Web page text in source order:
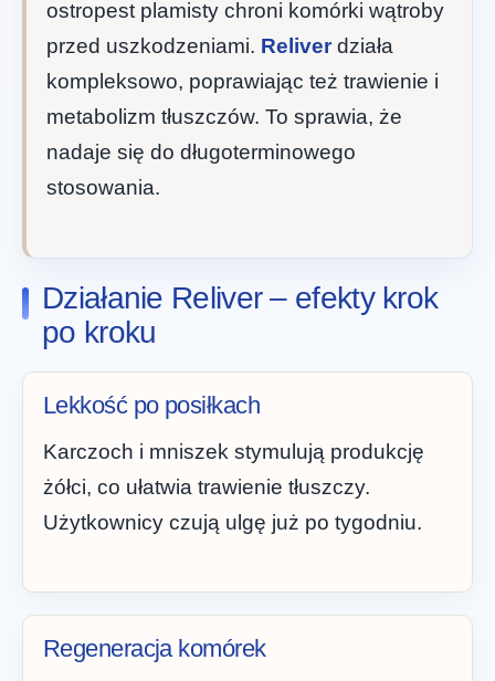
ostropest plamisty chroni komórki wątroby
przed uszkodzeniami. Reliverdziała
kompleksowo, poprawiając też trawienie i
metabolizm tłuszczów. To sprawia, że
nadaje się do długoterminowego
stosowania.
Działanie Reliver – efekty krok
po kroku
Lekkość po posiłkach
Karczoch i mniszek stymulują produkcję
żółci, co ułatwia trawienie tłuszczy.
Użytkownicy czują ulgę już po tygodniu.
Regeneracja komórek